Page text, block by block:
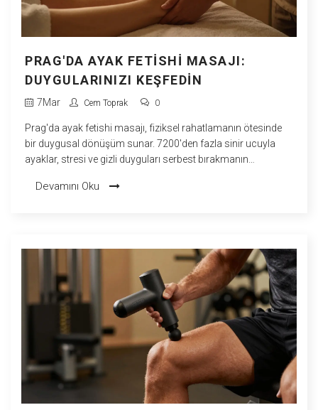
PRAG'DA AYAK FETISHI MASAJI:
DUYGULARINIZI KEŞFEDIN
7Mar Cem Toprak 0
Prag'da ayak fetishi masajı, fiziksel rahatlamanın ötesinde
bir duygusal dönüşüm sunar. 7200'den fazla sinir ucuyla
ayaklar, stresi ve gizli duyguları serbest bırakmanın
birlikte, bu deneyim sadece bir masaj değil, bir içsel keşif
Devamını Oku